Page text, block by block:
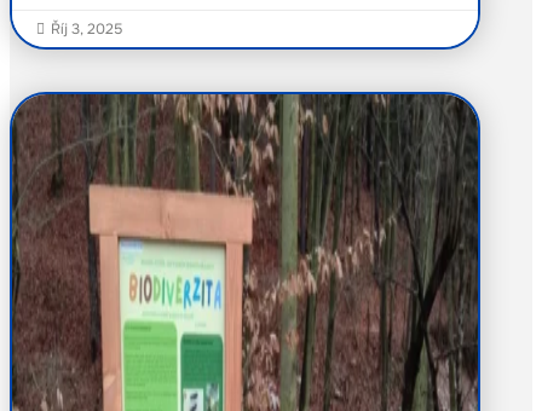
 Říj 3, 2025